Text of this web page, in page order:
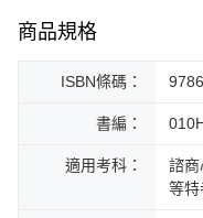
商品規格
ISBN條碼：
書編：
適用考科：
諮
等特